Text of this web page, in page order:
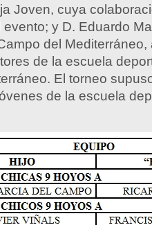
Joven, cuya
y D. Eduardo
del
de la escuela
El torneo
de la escuela